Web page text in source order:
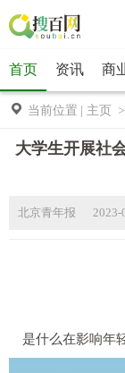
首页 资讯 商
当前位置 主页 >
大学生开展社
北京青年报 2023-
是什么在影响年